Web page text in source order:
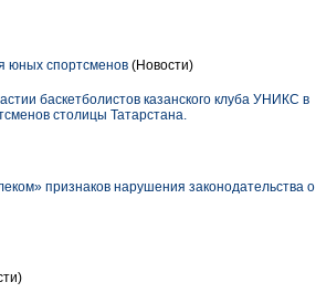
юных спортсменов (Новости)
баскетболистов казанского клуба УНИКС в
столицы Татарстана.
признаков нарушения законодательства о